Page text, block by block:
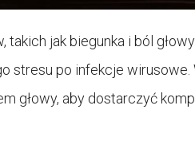
jak biegunka i ból
stresu po infekcje wirusowe.
głowy, aby dostarczyć